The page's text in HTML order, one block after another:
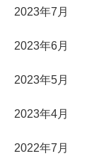
2023年7月
2023年6月
2023年5月
2023年4月
2022年7月